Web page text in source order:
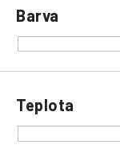
Barva
Teplota